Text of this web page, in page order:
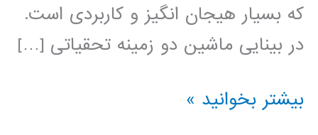
که بسیار هیجان انگیز و کاربردی است.
در بینایی ماشین دو زمینه تحقیاتی […]
بسته
بیشتر بخوانید »